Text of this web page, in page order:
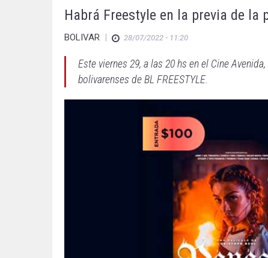
Habrá Freestyle en la previa de la
BOLIVAR | 28/07/2022 - 11:20
Este viernes 29, a las 20 hs en el Cine
bolivarenses de BL FREESTYLE.